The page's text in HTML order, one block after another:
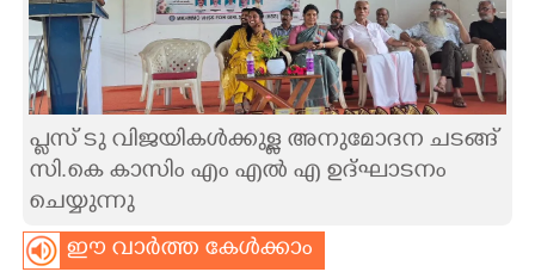
INFO+
ART
ASTRO
CARTOONS
പ്ലസ് ടു വിജയികൾക്കുള്ള അനുമോദന ചടങ്ങ്
സി.കെ കാസിം എം എൽ എ ഉദ്ഘാടനം
ചെയ്യുന്നു
ഈ വാർത്ത കേൾക്കാം